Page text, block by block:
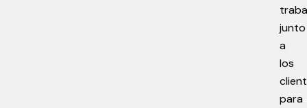
junto
a
los
para